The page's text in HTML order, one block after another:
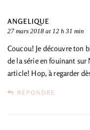
ANGELIQUE
27 mars 2018 at 12 h 31 min
Coucou! Je découvre ton
de la série en fouinant sur
article! Hop, à regarder
RÉPONDRE